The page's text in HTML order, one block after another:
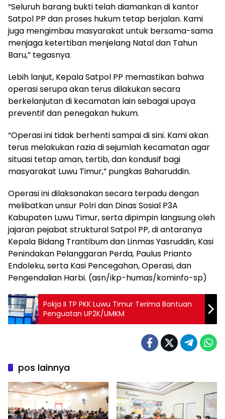
“Seluruh barang bukti telah diamankan di kantor
Satpol PP dan proses hukum tetap berjalan. Kami
juga mengimbau masyarakat untuk bersama-sama
menjaga ketertiban menjelang Natal dan Tahun
Baru,” tegasnya.
Lebih lanjut, Kepala Satpol PP memastikan bahwa
operasi serupa akan terus dilakukan secara
berkelanjutan di kecamatan lain sebagai upaya
preventif dan penegakan hukum.
“Operasi ini tidak berhenti sampai di sini. Kami akan
terus melakukan razia di sejumlah kecamatan agar
situasi tetap aman, tertib, dan kondusif bagi
masyarakat Luwu Timur,” pungkas Baharuddin.
Operasi ini dilaksanakan secara terpadu dengan
melibatkan unsur Polri dan Dinas Sosial P3A
Kabupaten Luwu Timur, serta dipimpin langsung oleh
jajaran pejabat struktural Satpol PP, di antaranya
Kepala Bidang Trantibum dan Linmas Yasruddin, Kasi
Penindakan Pelanggaran Perda, Paulus Prianto
Endoleku, serta Kasi Pencegahan, Operasi, dan
Pengendalian Harbi. (asn/ikp-humas/kominfo-sp)
Pokja II TP PKK Luwu Timur Terima Bantuan
Penguatan UP2K/UMKM
pos lainnya